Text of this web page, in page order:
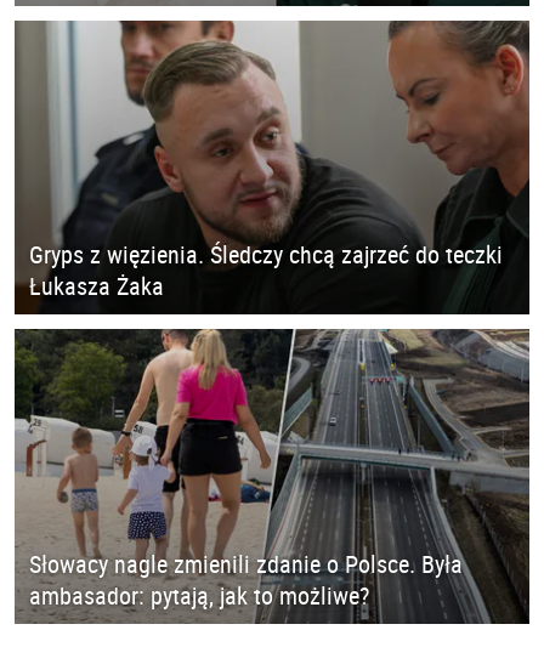
Gryps z więzienia. Śledczy chcą zajrzeć do teczki
Łukasza Żaka
Słowacy nagle zmienili zdanie o Polsce. Była
ambasador: pytają, jak to możliwe?